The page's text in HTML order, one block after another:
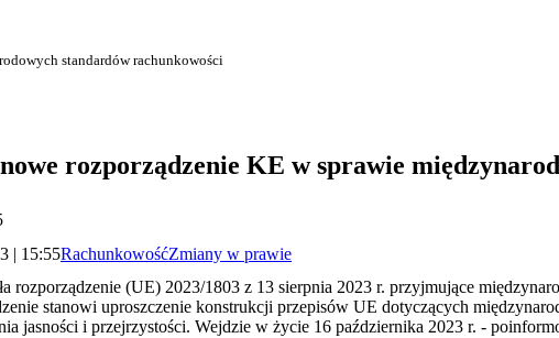
standardów rachunkowości
rozporządzenie KE w sprawie
| 15:55RachunkowośćZmiany w prawie
rozporządzenie (UE) 2023/1803 z 13 sierpnia 2023 r. przyjmujące
stanowi uproszczenie konstrukcji przepisów UE dotyczących
jasności i przejrzystości. Wejdzie w życie 16 października 2023 r. -